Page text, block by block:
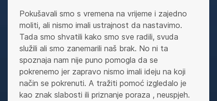
Pokušavali smo s vremena na vrijeme i zajedno
moliti, ali nismo imali ustrajnost da nastavimo.
Tada smo shvatili kako smo sve radili, svuda
služili ali smo zanemarili naš brak. No ni ta
spoznaja nam nije puno pomogla da se
pokrenemo jer zapravo nismo imali ideju na koji
način se pokrenuti. A tražiti pomoć izgledalo je
kao znak slabosti ili priznanje poraza , neuspjeh.